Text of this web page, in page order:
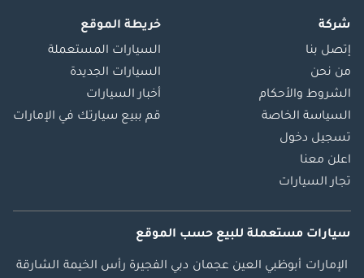
شركة
إتصل بنا
من نحن
الشروط والأحكام
السياسة الخاصة
تسجيل دخول
اعلن معنا
تجار السيارات
خريطة الموقع
السيارات المستعملة
السيارات الجديدة
أخبار السيارات
قم ببيع سيارتك في الإمارات
سيارات مستعملة للبيع حسب الموقع
الإمارات أبوظبي العين عجمان دبي الفجيرة رأس الخيمة الشارقة